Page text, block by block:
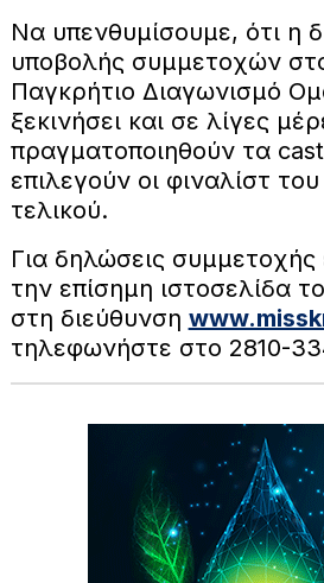
Να υπενθυμίσουμε, ότι η
υποβολής συμμετοχών
Παγκρήτιο Διαγωνισμό
ξεκινήσει και σε λίγες
πραγματοποιηθούν τα
επιλεγούν οι φιναλίστ
τελικού.
Για δηλώσεις συμμετοχής
την επίσημη ιστοσελίδα
στη διεύθυνση
τηλεφωνήστε στο 2810-